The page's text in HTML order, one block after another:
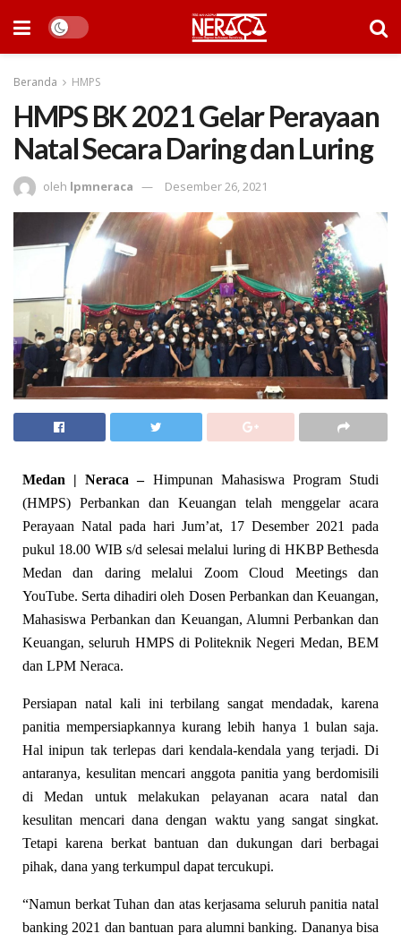
Beranda HMPS
HMPS BK 2021 Gelar Perayaan
Natal Secara Daring dan Luring
oleh lpmneraca Desember 26, 2021
Medan | Neraca –Himpunan Mahasiswa Program Studi
(HMPS) Perbankan dan Keuangan telah menggelar acara
Perayaan Natal pada hari Jum’at, 17 Desember 2021 pada
pukul 18.00 WIB s/d selesai melalui luring di HKBP Bethesda
Medan dan daring melalui Zoom Cloud Meetings dan
YouTube. Serta dihadiri oleh Dosen Perbankan dan Keuangan,
Mahasiswa Perbankan dan Keuangan, Alumni Perbankan dan
Keuangan, seluruh HMPS di Politeknik Negeri Medan, BEM
dan LPM Neraca.
Persiapan natal kali ini terbilang sangat mendadak, karena
panitia mempersiapkannya kurang lebih hanya 1 bulan saja.
Hal inipun tak terlepas dari kendala-kendala yang terjadi. Di
antaranya, kesulitan mencari anggota panitia yang berdomisili
di Medan untuk melakukan pelayanan acara natal dan
kesulitan mencari dana dengan waktu yang sangat singkat.
Tetapi karena berkat bantuan dan dukungan dari berbagai
pihak, dana yang terkumpul dapat tercukupi.
“Namun berkat Tuhan dan atas kerjasama seluruh panitia natal
banking 2021 dan bantuan para alumni banking. Dananya bisa